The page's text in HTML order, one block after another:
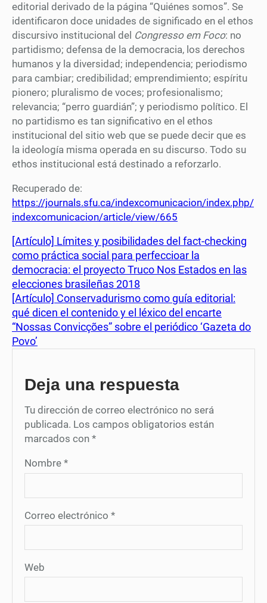
editorial derivado de la página “Quiénes somos”. Se
identificaron doce unidades de significado en el ethos
discursivo institucional del Congresso em Foco: no
partidismo; defensa de la democracia, los derechos
humanos y la diversidad; independencia; periodismo
para cambiar; credibilidad; emprendimiento; espíritu
pionero; pluralismo de voces; profesionalismo;
relevancia; “perro guardián”; y periodismo político. El
no partidismo es tan significativo en el ethos
institucional del sitio web que se puede decir que es
la ideología misma operada en su discurso. Todo su
ethos institucional está destinado a reforzarlo.
Recuperado de:
https://journals.sfu.ca/indexcomunicacion/index.php/
indexcomunicacion/article/view/665
[Artículo] Límites y posibilidades del fact-checking
como práctica social para perfeccioar la
democracia: el proyecto Truco Nos Estados en las
elecciones brasileñas 2018
[Artículo] Conservadurismo como guía editorial:
qué dicen el contenido y el léxico del encarte
“Nossas Convicções” sobre el periódico ‘Gazeta do
Povo’
Deja una respuesta
Tu dirección de correo electrónico no será
publicada. Los campos obligatorios están
marcados con *
Nombre *
Correo electrónico *
Web